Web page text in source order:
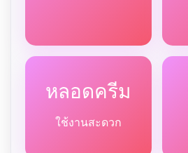
หลอดครีม
ใช้งานสะดวก